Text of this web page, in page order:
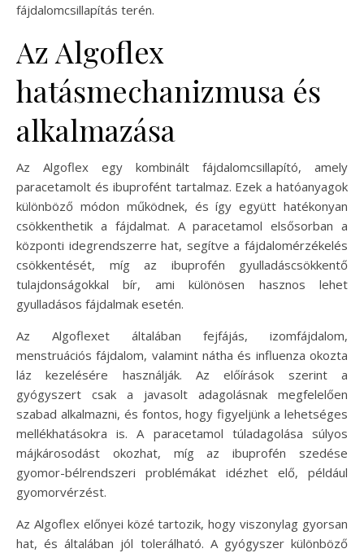
fájdalomcsillapítás terén.
Az Algoflex
hatásmechanizmusa és
alkalmazása
Az Algoflex egy kombinált fájdalomcsillapító, amely
paracetamolt és ibuprofént tartalmaz. Ezek a hatóanyagok
különböző módon működnek, és így együtt hatékonyan
csökkenthetik a fájdalmat. A paracetamol elsősorban a
központi idegrendszerre hat, segítve a fájdalomérzékelés
csökkentését, míg az ibuprofén gyulladáscsökkentő
tulajdonságokkal bír, ami különösen hasznos lehet
gyulladásos fájdalmak esetén.
Az Algoflexet általában fejfájás, izomfájdalom,
menstruációs fájdalom, valamint nátha és influenza okozta
láz kezelésére használják. Az előírások szerint a
gyógyszert csak a javasolt adagolásnak megfelelően
szabad alkalmazni, és fontos, hogy figyeljünk a lehetséges
mellékhatásokra is. A paracetamol túladagolása súlyos
májkárosodást okozhat, míg az ibuprofén szedése
gyomor-bélrendszeri problémákat idézhet elő, például
gyomorvérzést.
Az Algoflex előnyei közé tartozik, hogy viszonylag gyorsan
hat, és általában jól tolerálható. A gyógyszer különböző